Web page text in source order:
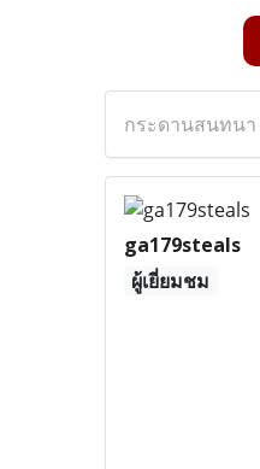
กระดานสนทนา
ga179steals
ผู้เยี่ยมชม